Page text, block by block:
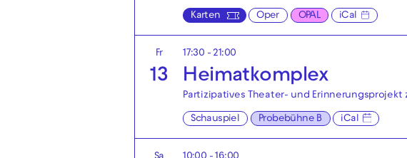
Karten Oper OPAL iCal
Fr
13
17:30 - 21:00
Heimatkomplex
Partizipatives Theater- und Erinnerungsprojekt
Schauspiel Probebühne B iCal